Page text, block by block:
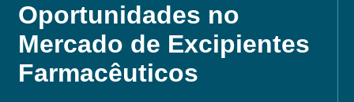
Oportunidades no
Mercado de Excipientes
Farmacêuticos